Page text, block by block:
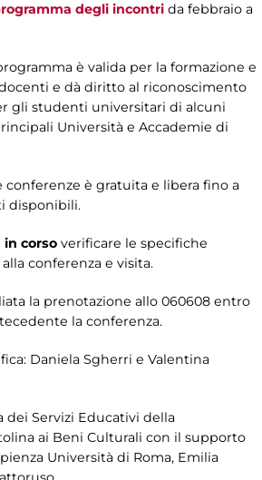
degli incontri da febbraio a
è valida per la formazione e
e dà diritto al riconoscimento
gli studenti universitari di alcuni
Università e Accademie di
conferenze è gratuita e libera fino a
disponibili.
in corso verificare le specifiche
conferenza e visita.
la prenotazione allo 060608 entro
la conferenza.
Daniela Sgherri e Valentina
dei Servizi Educativi della
ai Beni Culturali con il supporto
Università di Roma, Emilia